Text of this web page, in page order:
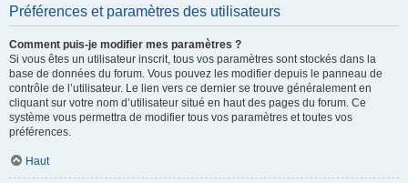
Préférences et paramètres des utilisateurs
Comment puis-je modifier mes paramètres ?
Si vous êtes un utilisateur inscrit, tous vos paramètres sont stockés dans la
base de données du forum. Vous pouvez les modifier depuis le panneau de
contrôle de l’utilisateur. Le lien vers ce dernier se trouve généralement en
cliquant sur votre nom d’utilisateur situé en haut des pages du forum. Ce
système vous permettra de modifier tous vos paramètres et toutes vos
préférences.
Haut